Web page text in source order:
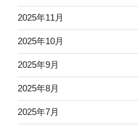
2025年11月
2025年10月
2025年9月
2025年8月
2025年7月